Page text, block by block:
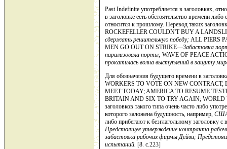
Past Indefinite употребляется в заголовках,
в заголов­ке есть обстоятельство времени
относится к прошлому. Перевод та­ких
ROCKEFELLER COULDN'T BUY A
сдержать решительную побе­ду; ALL PIERS
MEN GO OUT ON STRIKE—Забастовка
парализовала порты; WAVE OF PEACE
прокатилась вол­на выступлений в защиту
Для обозначения будущего времени в
WORKERS TO VOTE ON NEW
MEET TODAY; AMERICA TO RESUME
BRITAIN AND SIX TO TRY AGAIN; WORLD
заголовков та­кого типа очень часто либо
которого заложена будущность, на­пример, США
либо прибегают к безглагольному заголовку с
Предстоящее утверждение контракта
забастовка рабочих фирмы Дейви;
испытаний. [8. c.223]